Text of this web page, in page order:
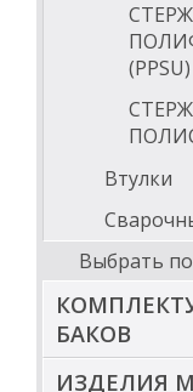
(PPSU)
Втулки
Выбрать
БАКОВ
ИЗДЕЛИЯ